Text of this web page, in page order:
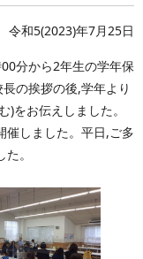
令和5(2023)年7月25日
分から2年生の学年保
の挨拶の後,学年より
をお伝えしました。
催しました。平日,ご多
。